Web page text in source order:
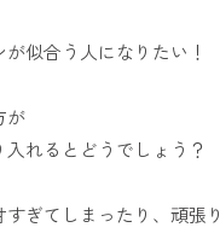
似合う人になりたい！
が
れるとどうでしょう？
ぎてしまったり、頑張